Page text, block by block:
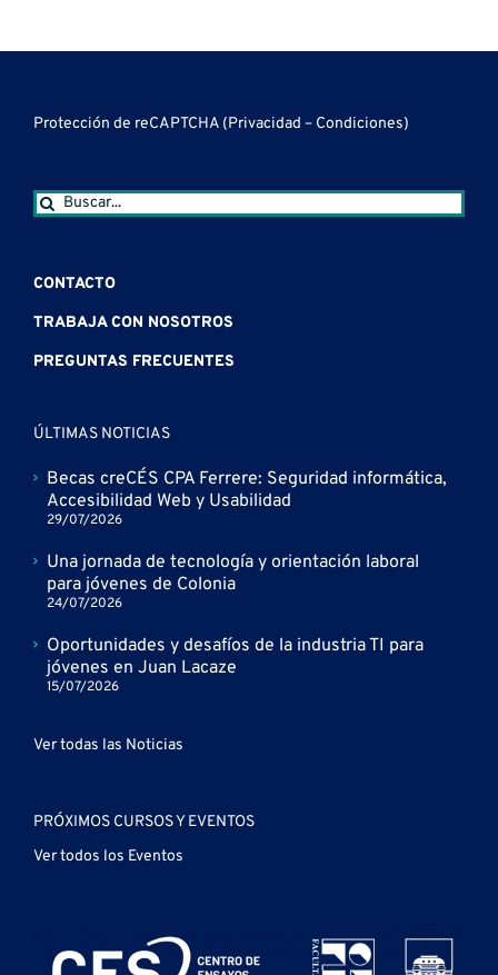
Protección de reCAPTCHA (Privacidad – Condiciones)
Buscar:
CONTACTO
TRABAJA CON NOSOTROS
PREGUNTAS FRECUENTES
ÚLTIMAS NOTICIAS
Becas creCÉS CPA Ferrere: Seguridad informática,
Accesibilidad Web y Usabilidad
29/07/2026
Una jornada de tecnología y orientación laboral
para jóvenes de Colonia
24/07/2026
Oportunidades y desafíos de la industria TI para
jóvenes en Juan Lacaze
15/07/2026
Ver todas las Noticias
PRÓXIMOS CURSOS Y EVENTOS
Ver todos los Eventos